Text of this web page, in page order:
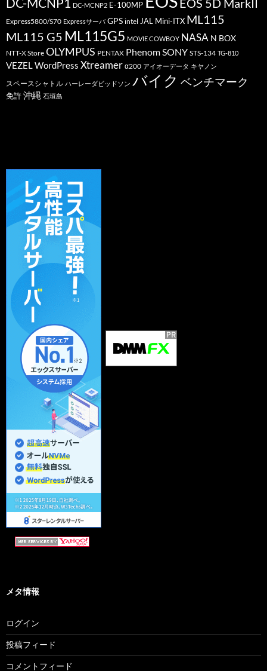
DC-MCNP2 E-100MP EOS 5D MarkII
Express5800/S70 Expressサーバ GPS intel JAL Mini-ITX ML115
ML115 G5 ML115G5 MOVIE COWBOY NASA N BOX
NTT-X Store OLYMPUS PENTAX PhenomSONY STS-134 TG-810
VEZELWordPress Xtreamer α200 アイオーデータ キヤノン
スペースシャトル ハーレーダビッドソン バイク ベンチマーク
免許沖縄 石垣島
メタ情報
ログイン
投稿フィード
コメントフィード